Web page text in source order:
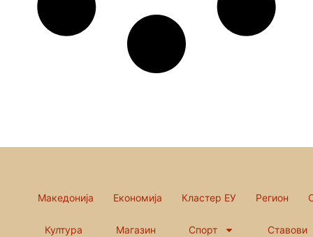
Македонија Економија Кластер ЕУ Регион
Култура Магазин Спорт Ставови